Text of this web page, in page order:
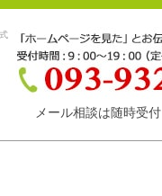
メール相談は随時受付